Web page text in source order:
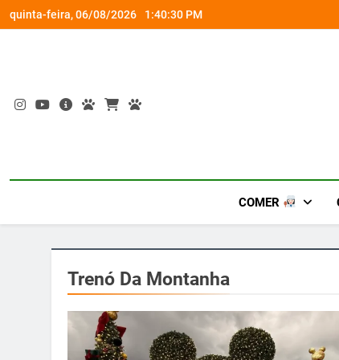
Skip
to
quinta-feira, 06/08/2026 1:40:30 PM
nova versão Pro “Led Zeppelin in Concert”
COMER
Trenó Da Montanha